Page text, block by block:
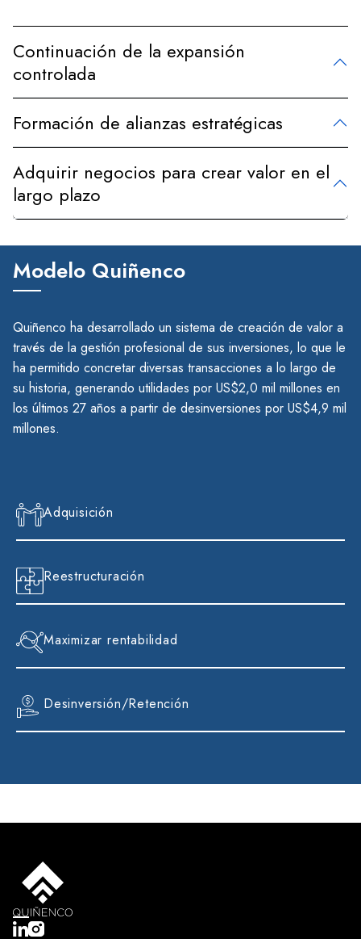
Continuación de la expansión
controlada
Formación de alianzas estratégicas
Adquirir negocios para crear valor en el
largo plazo
Modelo Quiñenco
Quiñenco ha desarrollado un sistema de creación de valor a
través de la gestión profesional de sus inversiones, lo que le
ha permitido concretar diversas transacciones a lo largo de
su historia, generando utilidades por US$2,0 mil millones en
los últimos 27 años a partir de desinversiones por US$4,9 mil
millones.
Adquisición
Reestructuración
Maximizar rentabilidad
Desinversión/Retención